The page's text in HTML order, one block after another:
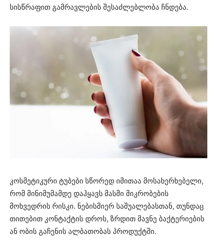
სისწრაფით გამრავლების შესაძლებლობა ჩნდება.
კოსმეტიკური ტუბები სწორედ იმითაა მოსახერხებელი,
რომ მინიმუმამდე დაჰყავს მასში მიკრობების
მოხვედრის რისკი. ნებისმიერ საშუალებასთან, თუნდაც
თითებით კონტაქტის დროს, ზრდით მავნე ბაქტერიების
ან ობის გაჩენის ალბათობას პროდუქტში.